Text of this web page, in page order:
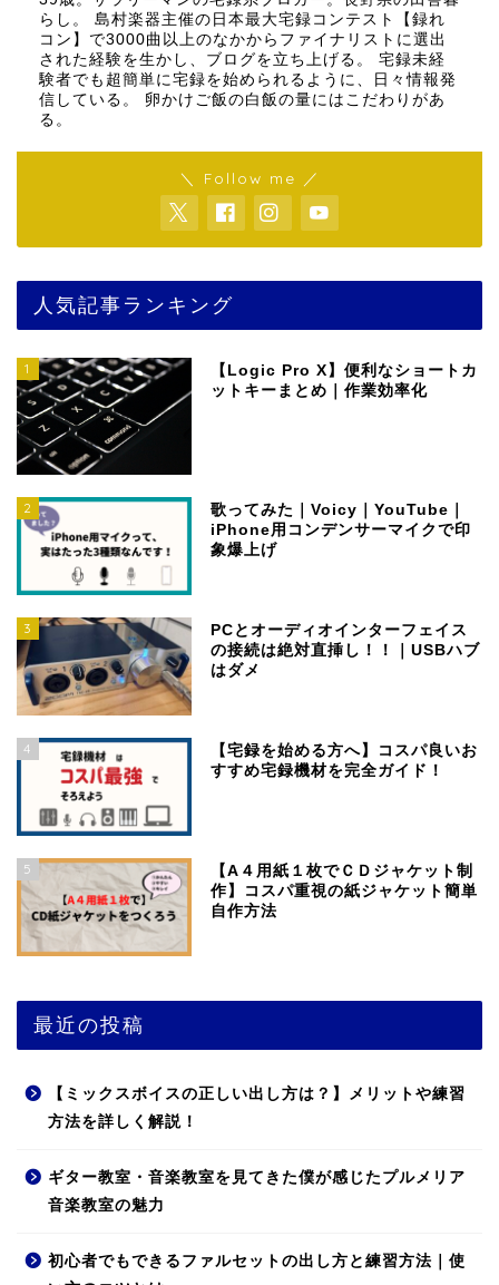
らし。 島村楽器主催の日本最大宅録コンテスト【録れ
コン】で3000曲以上のなかからファイナリストに選出
された経験を生かし、ブログを立ち上げる。 宅録未経
験者でも超簡単に宅録を始められるように、日々情報発
信している。 卵かけご飯の白飯の量にはこだわりがあ
る。
＼ Follow me ／
人気記事ランキング
1
【Logic Pro X】便利なショートカ
ットキーまとめ｜作業効率化
2
歌ってみた｜Voicy｜YouTube｜
iPhone用コンデンサーマイクで印
象爆上げ
3
PCとオーディオインターフェイス
の接続は絶対直挿し！！｜USBハブ
はダメ
4
【宅録を始める方へ】コスパ良いお
すすめ宅録機材を完全ガイド！
5
【A４用紙１枚でＣＤジャケット制
作】コスパ重視の紙ジャケット簡単
自作方法
最近の投稿
【ミックスボイスの正しい出し方は？】メリットや練習
方法を詳しく解説！
ギター教室・音楽教室を見てきた僕が感じたプルメリア
音楽教室の魅力
初心者でもできるファルセットの出し方と練習方法｜使